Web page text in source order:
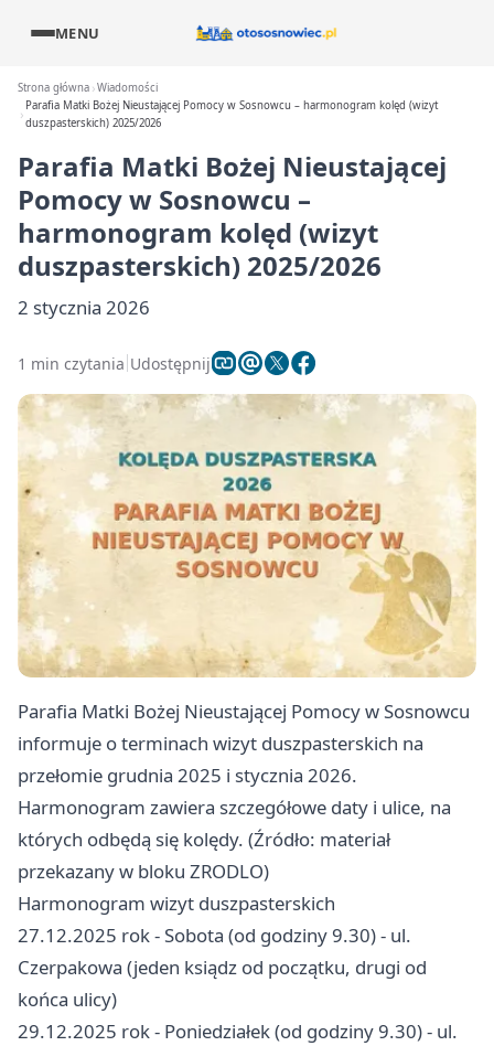
MENU
Strona główna Wiadomości
Parafia Matki Bożej Nieustającej Pomocy w Sosnowcu – harmonogram kolęd (wizyt
duszpasterskich) 2025/2026
Parafia Matki Bożej Nieustającej
Pomocy w Sosnowcu –
harmonogram kolęd (wizyt
duszpasterskich) 2025/2026
2 stycznia 2026
1 min czytania Udostępnij
Parafia Matki Bożej Nieustającej Pomocy w Sosnowcu
informuje o terminach wizyt duszpasterskich na
przełomie grudnia 2025 i stycznia 2026.
Harmonogram zawiera szczegółowe daty i ulice, na
których odbędą się kolędy. (Źródło: materiał
przekazany w bloku ZRODLO)
Harmonogram wizyt duszpasterskich
27.12.2025 rok - Sobota (od godziny 9.30) - ul.
Czerpakowa (jeden ksiądz od początku, drugi od
końca ulicy)
29.12.2025 rok - Poniedziałek (od godziny 9.30) - ul.